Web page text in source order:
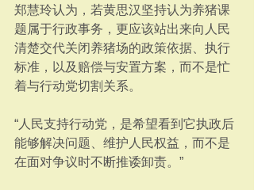
郑慧玲认为，若黄思汉坚持认为养猪课
题属于行政事务，更应该站出来向人民
清楚交代关闭养猪场的政策依据、执行
标准，以及赔偿与安置方案，而不是忙
着与行动党切割关系。
“人民支持行动党，是希望看到它执政后
能够解决问题、维护人民权益，而不是
在面对争议时不断推诿卸责。”